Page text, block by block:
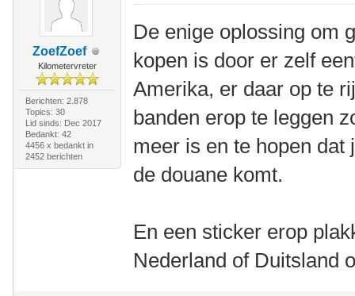
ZoefZoef
Kilometervreter
Berichten: 2.878
Topics: 30
Lid sinds: Dec 2017
Bedankt: 42
4456 x bedankt in
2452 berichten
De enige oplossing om
kopen is door er zelf
Amerika, er daar op te
banden erop te leggen
meer is en te hopen dat
de douane komt.
En een sticker erop
Nederland of Duitsland